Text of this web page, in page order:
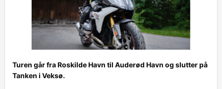
Turen går fra Roskilde Havn til Auderød Havn og slutter på
Tanken i Veksø.